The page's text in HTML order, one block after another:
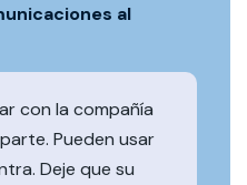
al
con la compañía
Pueden usar
Deje que su